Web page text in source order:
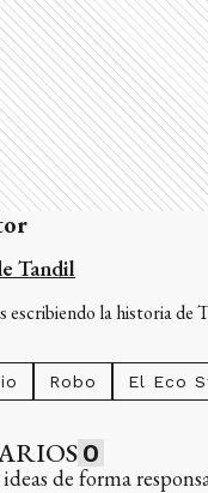
Tandil
escribiendo la historia de
Robo El Eco
0
de forma